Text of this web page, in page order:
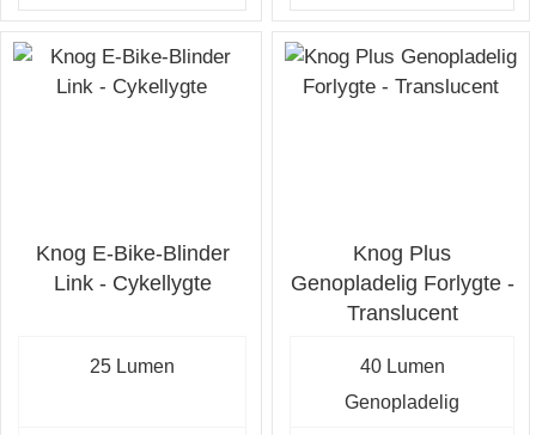
Knog E-Bike-Blinder
Link - Cykellygte
25 Lumen
Knog Plus
Genopladelig Forlygte -
Translucent
40 Lumen
Genopladelig